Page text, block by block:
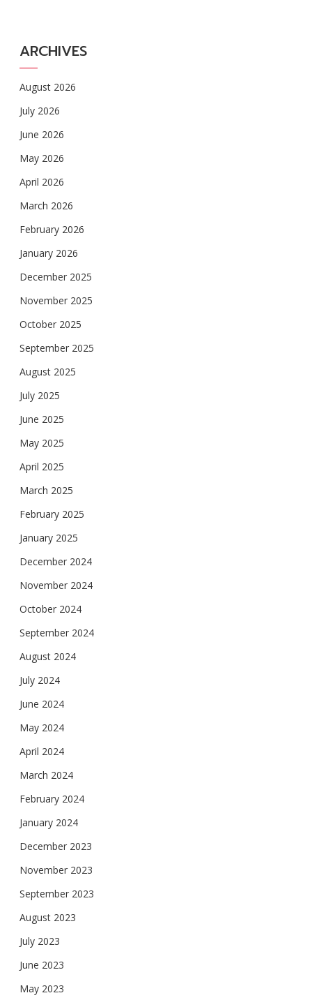
ARCHIVES
August 2026
July 2026
June 2026
May 2026
April 2026
March 2026
February 2026
January 2026
December 2025
November 2025
October 2025
September 2025
August 2025
July 2025
June 2025
May 2025
April 2025
March 2025
February 2025
January 2025
December 2024
November 2024
October 2024
September 2024
August 2024
July 2024
June 2024
May 2024
April 2024
March 2024
February 2024
January 2024
December 2023
November 2023
September 2023
August 2023
July 2023
June 2023
May 2023